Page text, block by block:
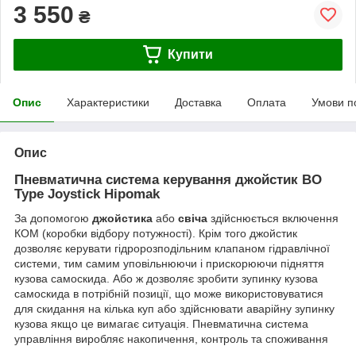
3 550 ₴
Купити
Опис Характеристики Доставка Оплата Умови
Опис
Пневматична система керування джойстик BO
Type Joystick Hipomak
За допомогою джойстика або свіча здійснюється включення
КОМ (коробки відбору потужності). Крім того джойстик
дозволяє керувати гідророзподільним клапаном гідравлічної
системи, тим самим уповільнюючи і прискорюючи підняття
кузова самоскида. Або ж дозволяє зробити зупинку кузова
самоскида в потрібній позиції, що може використовуватися
для скидання на кілька куп або здійснювати аварійну зупинку
кузова якщо це вимагає ситуація. Пневматична система
управління виробляє накопичення, контроль та споживання